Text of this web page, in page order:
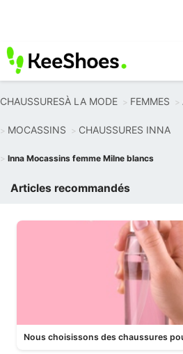
CHAUSSURESÀ LA MODE FEMMES
MOCASSINS CHAUSSURES INNA
Inna Mocassins femme Milne blancs
Articles recommandés
Nous choisissons des chaussures